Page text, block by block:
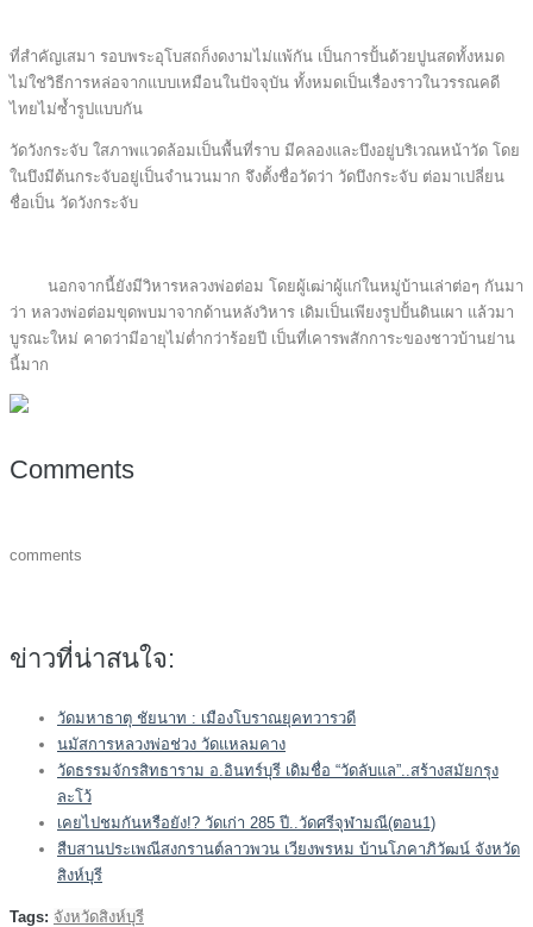
ที่สำคัญเสมา รอบพระอุโบสถก็งดงามไม่แพ้กัน เป็นการปั้นด้วยปูนสดทั้งหมด
ไม่ใช่วิธีการหล่อจากแบบเหมือนในปัจจุบัน ทั้งหมดเป็นเรื่องราวในวรรณคดี
ไทยไม่ซ้ำรูปแบบกัน
วัดวังกระจับ ใสภาพแวดล้อมเป็นพื้นที่ราบ มีคลองและบึงอยู่บริเวณหน้าวัด โดย
ในบึงมีต้นกระจับอยู่เป็นจำนวนมาก จึงตั้งชื่อวัดว่า วัดบึงกระจับ ต่อมาเปลี่ยน
ชื่อเป็น วัดวังกระจับ
นอกจากนี้ยังมีวิหารหลวงพ่อต่อม โดยผู้เฒ่าผู้แก่ในหมู่บ้านเล่าต่อๆ กันมา
ว่า หลวงพ่อต่อมขุดพบมาจากด้านหลังวิหาร เดิมเป็นเพียงรูปปั้นดินเผา แล้วมา
บูรณะใหม่ คาดว่ามีอายุไม่ต่ำกว่าร้อยปี เป็นที่เคารพสักการะของชาวบ้านย่าน
นี้มาก
Comments
comments
ข่าวที่น่าสนใจ:
วัดมหาธาตุ ชัยนาท : เมืองโบราณยุคทวารวดี
นมัสการหลวงพ่อช่วง วัดแหลมคาง
วัดธรรมจักรสิทธาราม อ.อินทร์บุรี เดิมชื่อ “วัดลับแล”..สร้างสมัยกรุง
ละโว้
เคยไปชมกันหรือยัง!? วัดเก่า 285 ปี..วัดศรีจุฬามณี(ตอน1)
สืบสานประเพณีสงกรานต์ลาวพวน เวียงพรหม บ้านโภคาภิวัฒน์ จังหวัด
สิงห์บุรี
Tags: จังหวัดสิงห์บุรี